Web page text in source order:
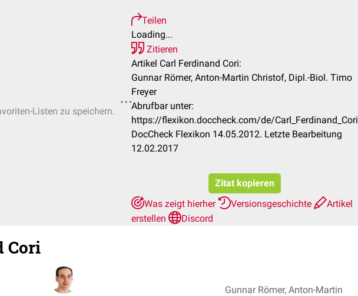
Listen zu speichern.
Teilen
Loading...
Zitieren
Artikel Carl Ferdinand Cori:
Gunnar Römer, Anton-Martin Christof, Dipl.-Biol. Timo
Freyer
Abrufbar unter:
https://flexikon.doccheck.com/de/Carl_Ferdinand_Cori
DocCheck Flexikon 14.05.2012. Letzte Bearbeitung
12.02.2017
Zitat kopieren
Was zeigt hierher
Versionsgeschichte
Artikel
erstellen
Discord
Cori
Gunnar Römer, Anton-Martin